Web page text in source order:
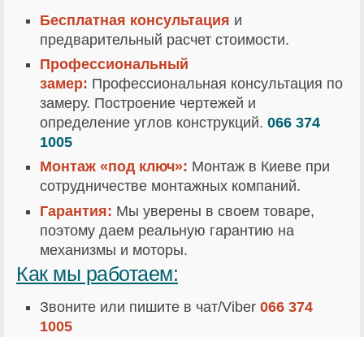
Бесплатная консультация и
предварительный расчет стоимости.
Профессиональный
замер: Профессиональная консультация по
замеру. Построение чертежей и
определение углов конструкций. 066 374
1005
Монтаж «под ключ»: Монтаж в Киеве при
сотрудничестве монтажных компаний.
Гарантия: Мы уверены в своем товаре,
поэтому даем реальную гарантию на
механизмы и моторы.
Как мы работаем:
Звоните или пишите в чат/Viber 066 374
1005